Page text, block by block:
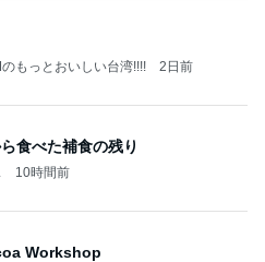
食べた補食の残り
10時間前
Workshop
Dのブログ
くない噛み応え